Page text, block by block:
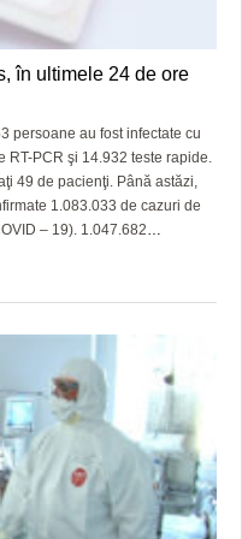
în ultimele 24 de ore
persoane au fost infectate cu
PCR şi 14.932 teste rapide.
49 de pacienţi. Până astăzi,
1.083.033 de cazuri de
– 19). 1.047.682